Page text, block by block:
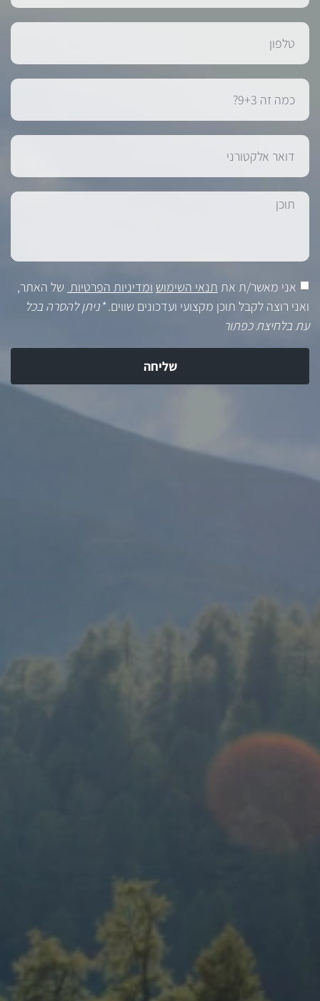
אני מאשר/ת את תנאי השימוש ומדיניות הפרטיות של האתר,
ואני רוצה לקבל תוכן מקצועי ועדכונים שווים.*ניתן להסרה בכל
עת בלחיצת כפתור
שליחה